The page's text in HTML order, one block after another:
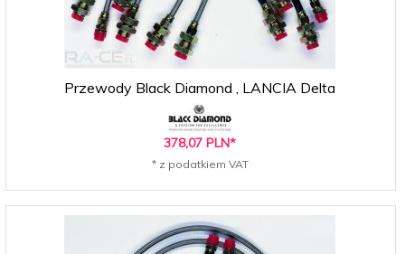
Przewody Black Diamond , LANCIA Delta
378,07 PLN*
* z podatkiem VAT